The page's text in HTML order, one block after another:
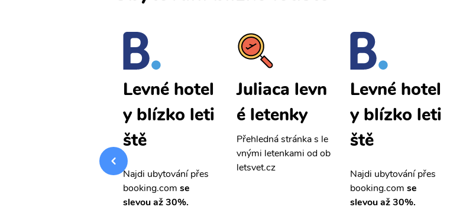
vnými letenkami od ob
Levné hotel
y blízko leti
ště
Najdi ubytování přes
booking.com se
slevou až 30%.
Juliaca levn
é letenky
Přehledná stránka s le
vnými letenkami od ob
letsvet.cz
Levné hotel
y blízko leti
ště
Najdi ubytování přes
booking.com se
slevou až 30%.